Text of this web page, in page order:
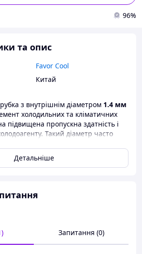
96%
та опис
Favor Cool
Китай
з внутрішнім діаметром 1.4 мм
холодильних та кліматичних
підвищена пропускна здатність і
Такий діаметр часто
та у системах, що
навантаженням.
тривалий термін експлуатації.
та зручно виконувати монтажні
Детальніше
Запитання (0)